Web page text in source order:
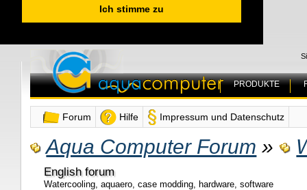
Ich stimme zu
PRODUKTE
Forum Hilfe Impressum und Datenschutz
Aqua Computer Forum »
English forum
Watercooling, aquaero, case modding, hardware, software